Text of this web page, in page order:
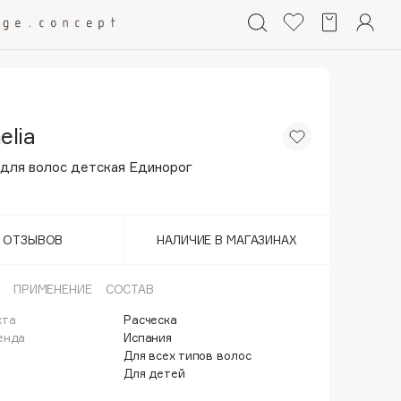
волос детская Единорог
ОТЗЫВОВ НАЛИЧИЕ В МАГАЗИНАХ
ПРИМЕНЕНИЕ СОСТАВ
Расческа
Испания
Для всех типов волос
Для детей